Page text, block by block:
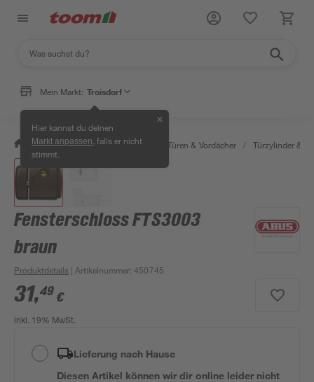
Mein Markt: Troisdorf
Hier kannst du deinen
Markt anpassen , falls er nicht
stimmt.
✕
/ Bauen & Renovieren / Fenster, Türen & Vordächer / Türzylinder &
Fensterschloss FTS3003
braun
Produktdetails | Artikelnummer:450745
31,49 €
inkl. 19% MwSt.
Lieferung nach Hause
Diesen Artikel können wir dir online leider nicht